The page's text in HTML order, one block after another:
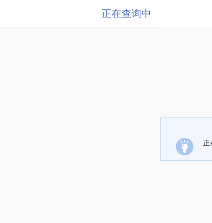
正在查询中
正